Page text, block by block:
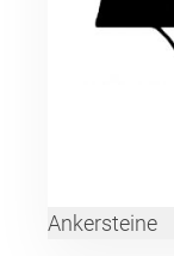
Ankersteine